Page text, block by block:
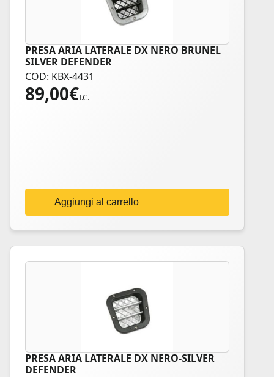
PRESA ARIA LATERALE DX NERO BRUNEL
SILVER DEFENDER
COD: KBX-4431
89,00€I.C.
Aggiungi al carrello
PRESA ARIA LATERALE DX NERO-SILVER
DEFENDER